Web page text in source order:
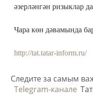
әзерләнгән ризыклар
Чара көн дәвамында
http://tat.tatar-inform.ru/
Следите за самым
Telegram-канале